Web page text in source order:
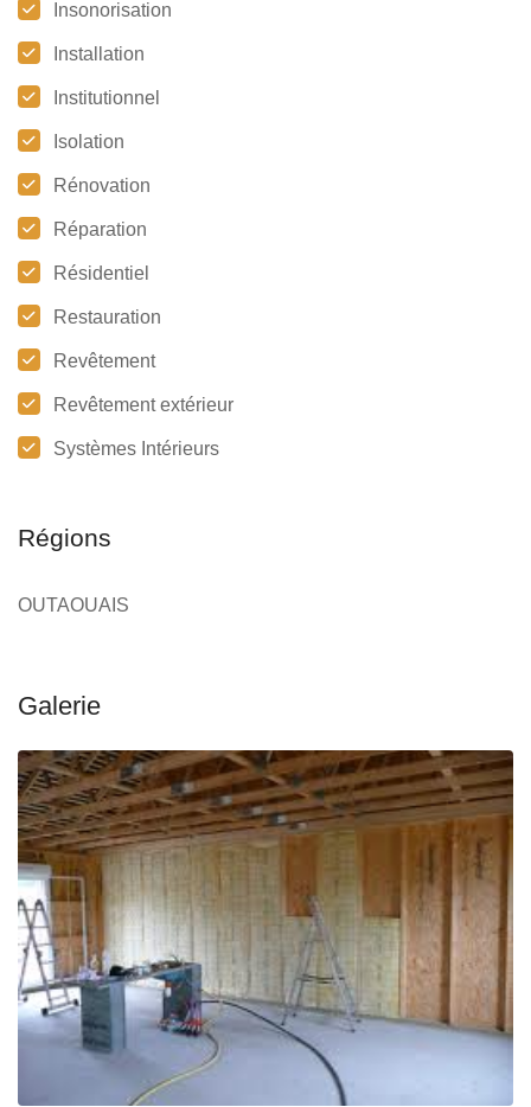
Insonorisation
Installation
Institutionnel
Isolation
Rénovation
Réparation
Résidentiel
Restauration
Revêtement
Revêtement extérieur
Systèmes Intérieurs
Régions
OUTAOUAIS